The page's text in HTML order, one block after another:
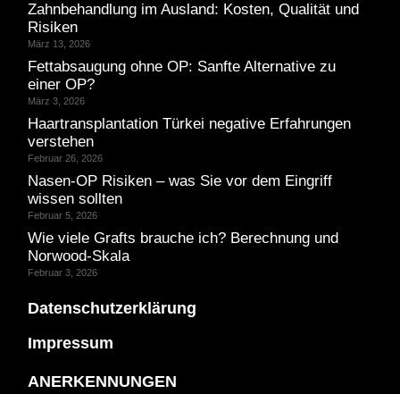
Zahnbehandlung im Ausland: Kosten, Qualität und
Risiken
März 13, 2026
Fettabsaugung ohne OP: Sanfte Alternative zu
einer OP?
März 3, 2026
Haartransplantation Türkei negative Erfahrungen
verstehen
Februar 26, 2026
Nasen-OP Risiken – was Sie vor dem Eingriff
wissen sollten
Februar 5, 2026
Wie viele Grafts brauche ich? Berechnung und
Norwood-Skala
Februar 3, 2026
Datenschutzerklärung
Impressum
ANERKENNUNGEN